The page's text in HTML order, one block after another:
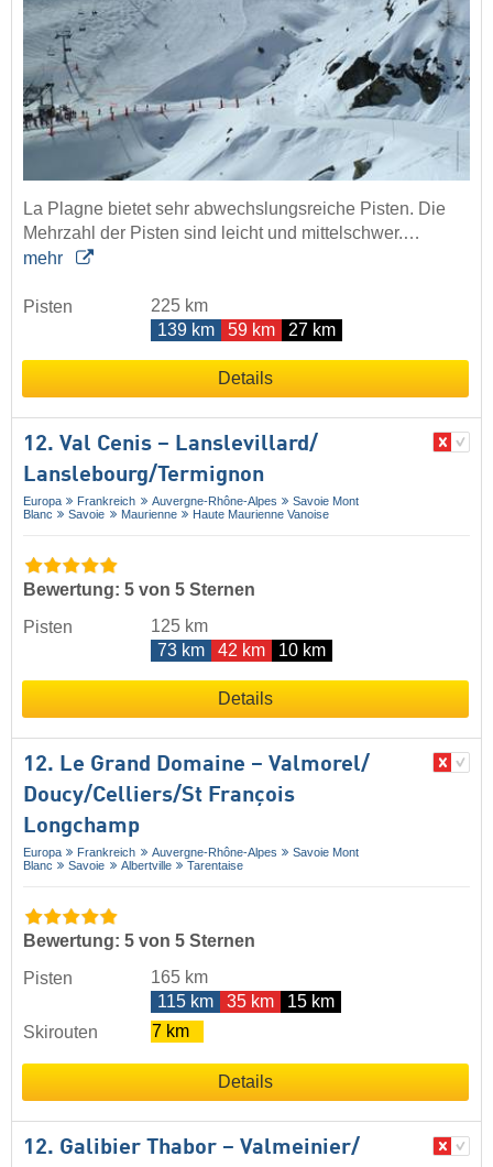
La Plagne bietet sehr abwechslungsreiche Pisten. Die
Mehrzahl der Pisten sind leicht und mittelschwer.…
mehr
Pisten
225 km
139 km
59 km 27 km
Details
12. Val Cenis – Lanslevillard/​
Lanslebourg/​Termignon
Europa Frankreich Auvergne-Rhône-Alpes
Savoie Mont
Blanc
Savoie Maurienne Haute Maurienne Vanoise
Bewertung: 5 von 5 Sternen
Pisten
125 km
73 km
42 km 10 km
Details
12. Le Grand Domaine – Valmorel/​
Doucy/​Celliers/​St François
Longchamp
Europa Frankreich Auvergne-Rhône-Alpes
Savoie Mont
Blanc
Savoie Albertville Tarentaise
Bewertung: 5 von 5 Sternen
Pisten
165 km
115 km
35 km
15 km
Skirouten
7 km
Details
12. Galibier Thabor – Valmeinier/​